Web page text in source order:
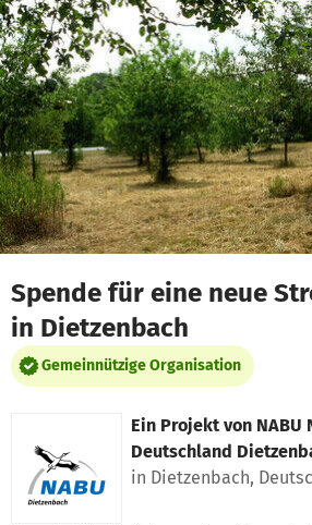
Zum Hauptinhalt springen
Erklärung zur Barrierefreiheit anzeigen
Spende für eine neue
in Dietzenbach
Gemeinnützige Organisation
Ein Projekt von NABU
Deutschland
in Dietzenbach,